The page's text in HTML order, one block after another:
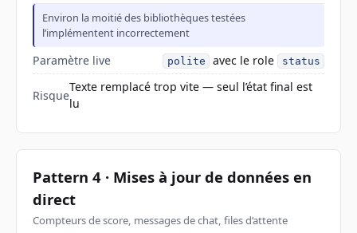
Environ la moitié des bibliothèques testées
l’implémentent incorrectement
Paramètre live polite avec le role status
Risque
Texte remplacé trop vite — seul l’état final est
lu
Pattern 4 · Mises à jour de données en
direct
Compteurs de score, messages de chat, files d’attente